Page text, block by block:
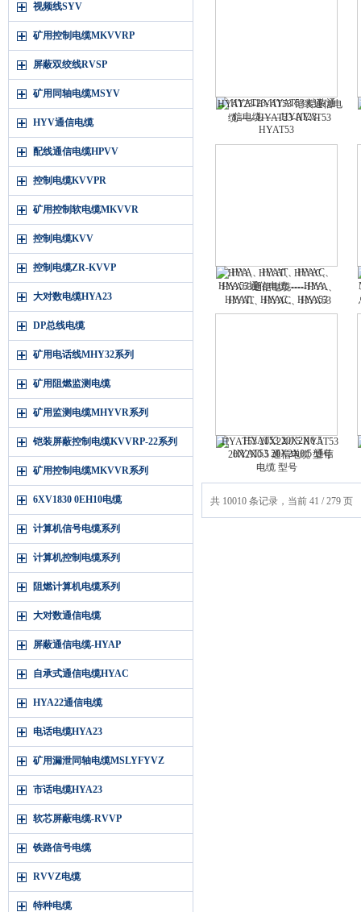
视频线SYV
矿用控制电缆MKVVRP
屏蔽双绞线RVSP
矿用同轴电缆MSYV
HYV通信电缆
配线通信电缆HPVV
控制电缆KVVPR
矿用控制软电缆MKVVR
控制电缆KVV
控制电缆ZR-KVVP
大对数电缆HYA23
DP总线电缆
矿用电话线MHY32系列
矿用阻燃监测电缆
矿用监测电缆MHYVR系列
铠装屏蔽控制电缆KVVRP-22系列
矿用控制电缆MKVVR系列
6XV1830 0EH10电缆
计算机信号电缆系列
计算机控制电缆系列
阻燃计算机电缆系列
大对数通信电缆
屏蔽通信电缆-HYAP
自承式通信电缆HYAC
HYA22通信电缆
电话电缆HYA23
矿用漏泄同轴电缆MSLYFYVZ
市话电缆HYA23
软芯屏蔽电缆-RVVP
铁路信号电缆
RVVZ电缆
特种电缆
HYAT23-HYAT53 铠装通信电
缆------HYAT23-HYAT53
HYA、HYAT、HYAC、
HYA53通信电缆-----HYA、
HYAT、HYAC、HYA53
HYAT53 20X2X0.5 HYAT53
20X2X0.5 通信电缆 型号
共 10010 条记录，当前 41 / 279 页